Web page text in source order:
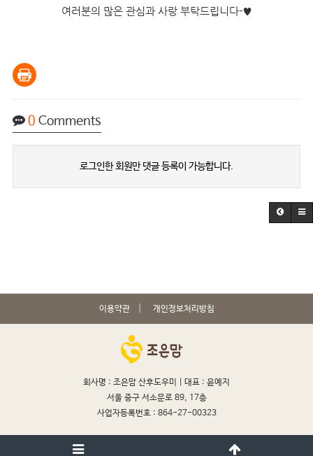
여러분의 많은 관심과 사랑 부탁드립니다-♥
0 Comments
로그인한 회원만 댓글 등록이 가능합니다.
이용약관 개인정보처리방침
회사명 : 조은맘 산후도우미 | 대표 : 윤예지
서울 중구 서소문로 89, 17층
사업자등록번호 : 864-27-00323